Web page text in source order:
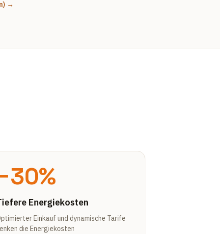
→
Energiekosten
Einkauf und dynamische Tarife
die Energiekosten